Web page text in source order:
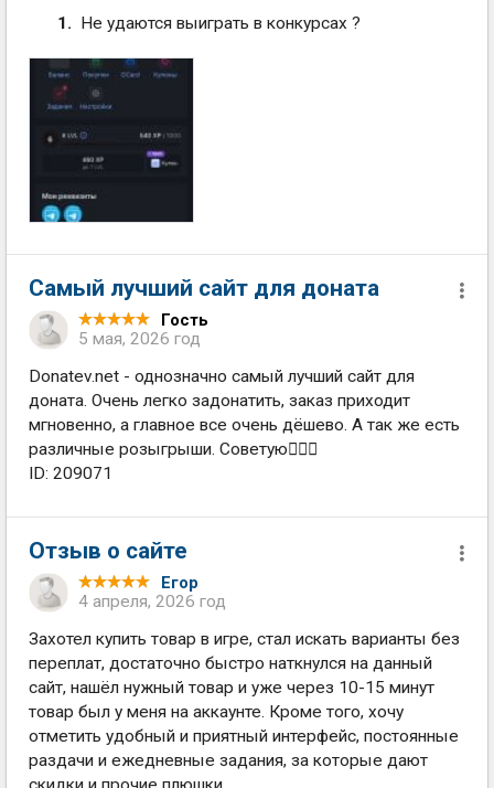
Не удаются выиграть в конкурсах ?
Самый лучший сайт для доната
Гость
5 мая, 2026 год
Donatev.net - однозначно самый лучший сайт для
доната. Очень легко задонатить, заказ приходит
мгновенно, а главное все очень дёшево. А так же есть
различные розыгрыши. Советую🙇🏿‍♀️
ID: 209071
Отзыв о сайте
Егор
4 апреля, 2026 год
Захотел купить товар в игре, стал искать варианты без
переплат, достаточно быстро наткнулся на данный
сайт, нашёл нужный товар и уже через 10-15 минут
товар был у меня на аккаунте. Кроме того, хочу
отметить удобный и приятный интерфейс, постоянные
раздачи и ежедневные задания, за которые дают